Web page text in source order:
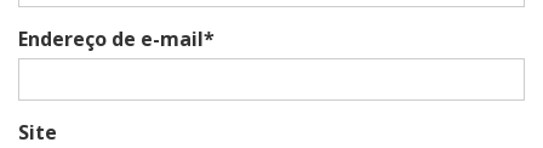
Endereço de e-mail*
Site